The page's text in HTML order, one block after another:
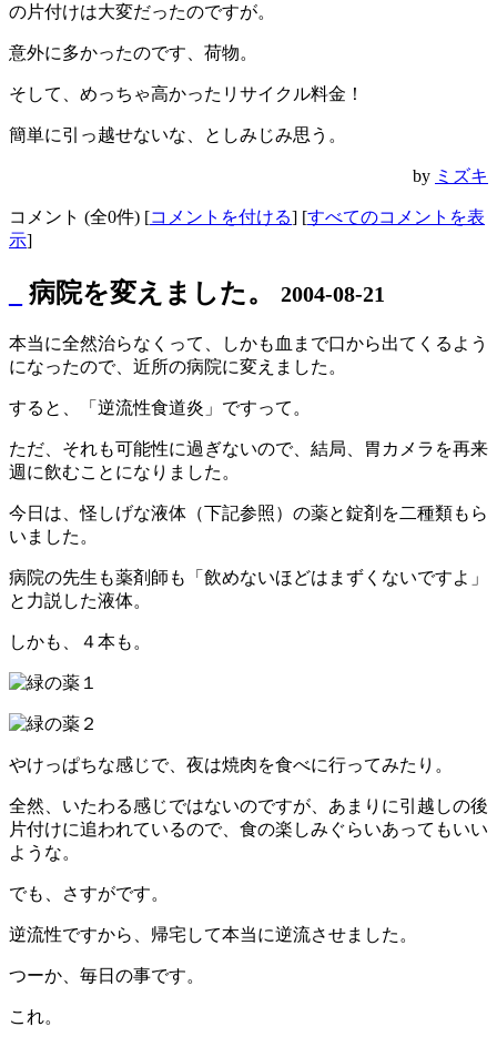
の片付けは大変だったのですが。
意外に多かったのです、荷物。
そして、めっちゃ高かったリサイクル料金！
簡単に引っ越せないな、としみじみ思う。
by ミズキ
コメント (全0件) [コメントを付ける] [すべてのコメントを表
示]
病院を変えました。 2004-08-21
本当に全然治らなくって、しかも血まで口から出てくるよう
になったので、近所の病院に変えました。
すると、「逆流性食道炎」ですって。
ただ、それも可能性に過ぎないので、結局、胃カメラを再来
週に飲むことになりました。
今日は、怪しげな液体（下記参照）の薬と錠剤を二種類もら
いました。
病院の先生も薬剤師も「飲めないほどはまずくないですよ」
と力説した液体。
しかも、４本も。
やけっぱちな感じで、夜は焼肉を食べに行ってみたり。
全然、いたわる感じではないのですが、あまりに引越しの後
片付けに追われているので、食の楽しみぐらいあってもいい
ような。
でも、さすがです。
逆流性ですから、帰宅して本当に逆流させました。
つーか、毎日の事です。
これ。